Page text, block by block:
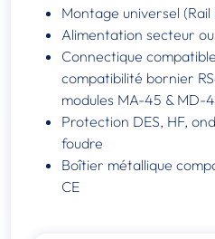
Montage universel
Alimentation secteur
Connectique
compatibilité bornier
modules MA-45 & MD-
Protection DES, HF,
foudre
Boîtier métallique
CE